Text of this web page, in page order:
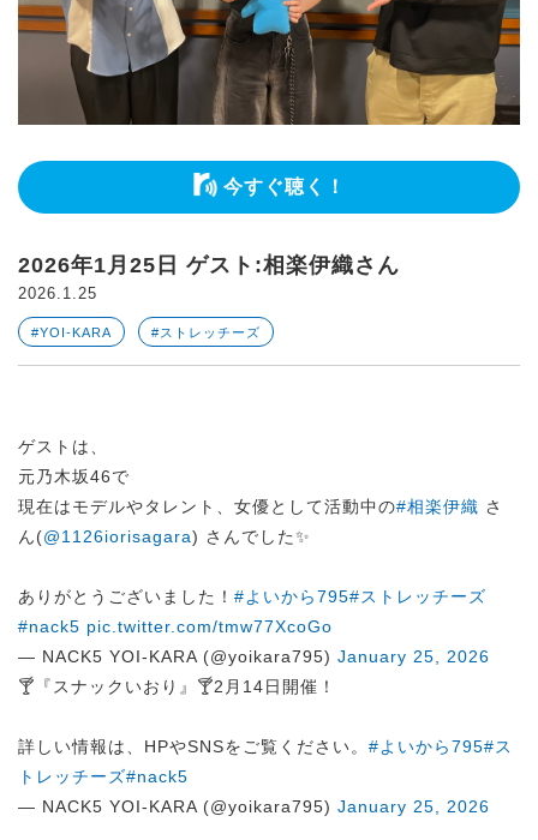
今すぐ聴く！
2026年1月25日 ゲスト:相楽伊織さん
2026.1.25
#YOI-KARA #ストレッチーズ
ゲストは、
元乃木坂46で
現在はモデルやタレント、女優として活動中の#相楽伊織 さ
ん(@1126iorisagara) さんでした✨
ありがとうございました！ #よいから795#ストレッチーズ
#nack5 pic.twitter.com/tmw77XcoGo
— NACK5 YOI-KARA (@yoikara795) January 25, 2026
🍸『スナックいおり』🍸2月14日開催！
詳しい情報は、HPやSNSをご覧ください。 #よいから795#ス
トレッチーズ#nack5
— NACK5 YOI-KARA (@yoikara795) January 25, 2026